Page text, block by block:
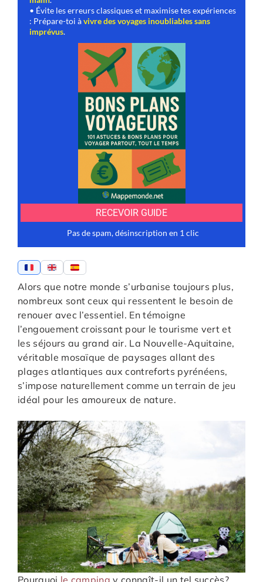
Alors que notre monde s’urbanise toujours plus,
nombreux sont ceux qui ressentent le besoin de
renouer avec l’essentiel. En témoigne
l’engouement croissant pour le tourisme vert et
les séjours au grand air. La Nouvelle-Aquitaine,
véritable mosaïque de paysages allant des
plages atlantiques aux contreforts pyrénéens,
s’impose naturellement comme un terrain de jeu
idéal pour les amoureux de nature.